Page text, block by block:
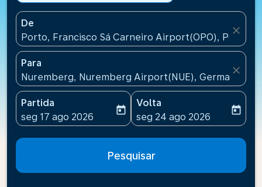
De
Porto, Francisco Sá Carneiro Airport(OPO), Portugal
close
Para
Nuremberg, Nuremberg Airport(NUE), Germany
close
Partida
fc-booking-departure-date-aria-label
seg 17 ago 2026
today
Volta
fc-booking-return-date-
seg 24 ago 2026
today
Pesquisar